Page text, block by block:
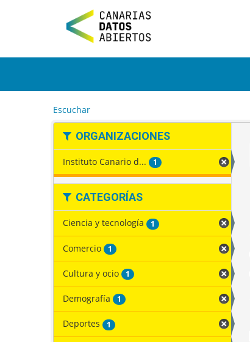
t
Escuchar
ORGANIZACIONES
Instituto Canario d... 1
CATEGORÍAS
Ciencia y tecnología 1
Comercio 1
Cultura y ocio 1
Demografía 1
Deportes 1